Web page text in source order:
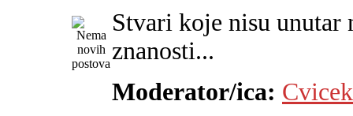
Stvari koje nisu unutar
znanosti...
Moderator/ica: Cvicek